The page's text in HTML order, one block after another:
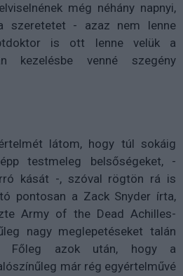
még néhány napnyi,
szeretetet - azaz nem lenne
is ott lenne velük a
kezelésbe venné szegény
látom, hogy túl sokáig
testmeleg belsőségeket, -
kását -, szóval rögtön rá is
pontosan a Zack Snyder írta,
Army of the Dead Achilles-
nagy meglepetéseket talán
Főleg azok után, hogy a
már rég egyértelművé